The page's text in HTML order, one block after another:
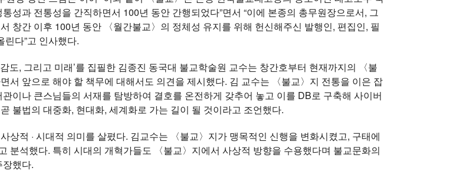
성과 전통성을 간직하면서 100년 동안 간행되었다”면서 “이에 본종의 총무원장으로서, 그
창간 이후 100년 동안 〈월간불교〉의 정체성 유지를 위해 헌신해주신 발행인, 편집인, 필
다”고 인사했다.
도, 그리고 미래’를 집필한 김종진 동국대 불교학술원 교수는 창간호부터 현재까지의 〈불
서 앞으로 해야 할 책무에 대해서도 의견을 제시했다. 김 교수는 〈불교〉지 전통을 이은 잡
이나 큰스님들의 서재를 탐방하여 결호를 온전하게 갖추어 놓고 이를 DB로 구축해 사이버
불법의 대중화, 현대화, 세계화로 가는 길이 될 것이라고 조언했다.
상적 · 시대적 의미를 살폈다. 김교수는 〈불교〉지가 맹목적인 신행을 변화시켰고, 구태에
분석했다. 특히 시대의 개혁가들도 〈불교〉지에서 사상적 방향을 수용했다며 불교문화의
했다.